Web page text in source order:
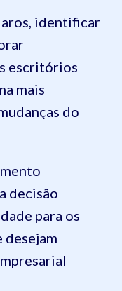
identificar
escritórios
mais
do
decisão
para os